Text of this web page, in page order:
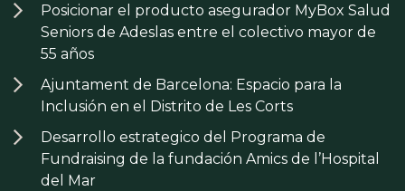
Posicionar el producto asegurador MyBox Salud
Seniors de Adeslas entre el colectivo mayor de
55 años
Ajuntament de Barcelona: Espacio para la
Inclusión en el Distrito de Les Corts
Desarrollo estrategico del Programa de
Fundraising de la fundación Amics de l’Hospital
del Mar